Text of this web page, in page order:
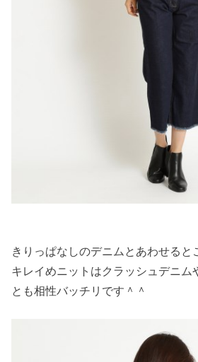
きりっぱなしのデニムとあわせる
キレイめニットはクラッシュデニム
とも相性バッチリです＾＾